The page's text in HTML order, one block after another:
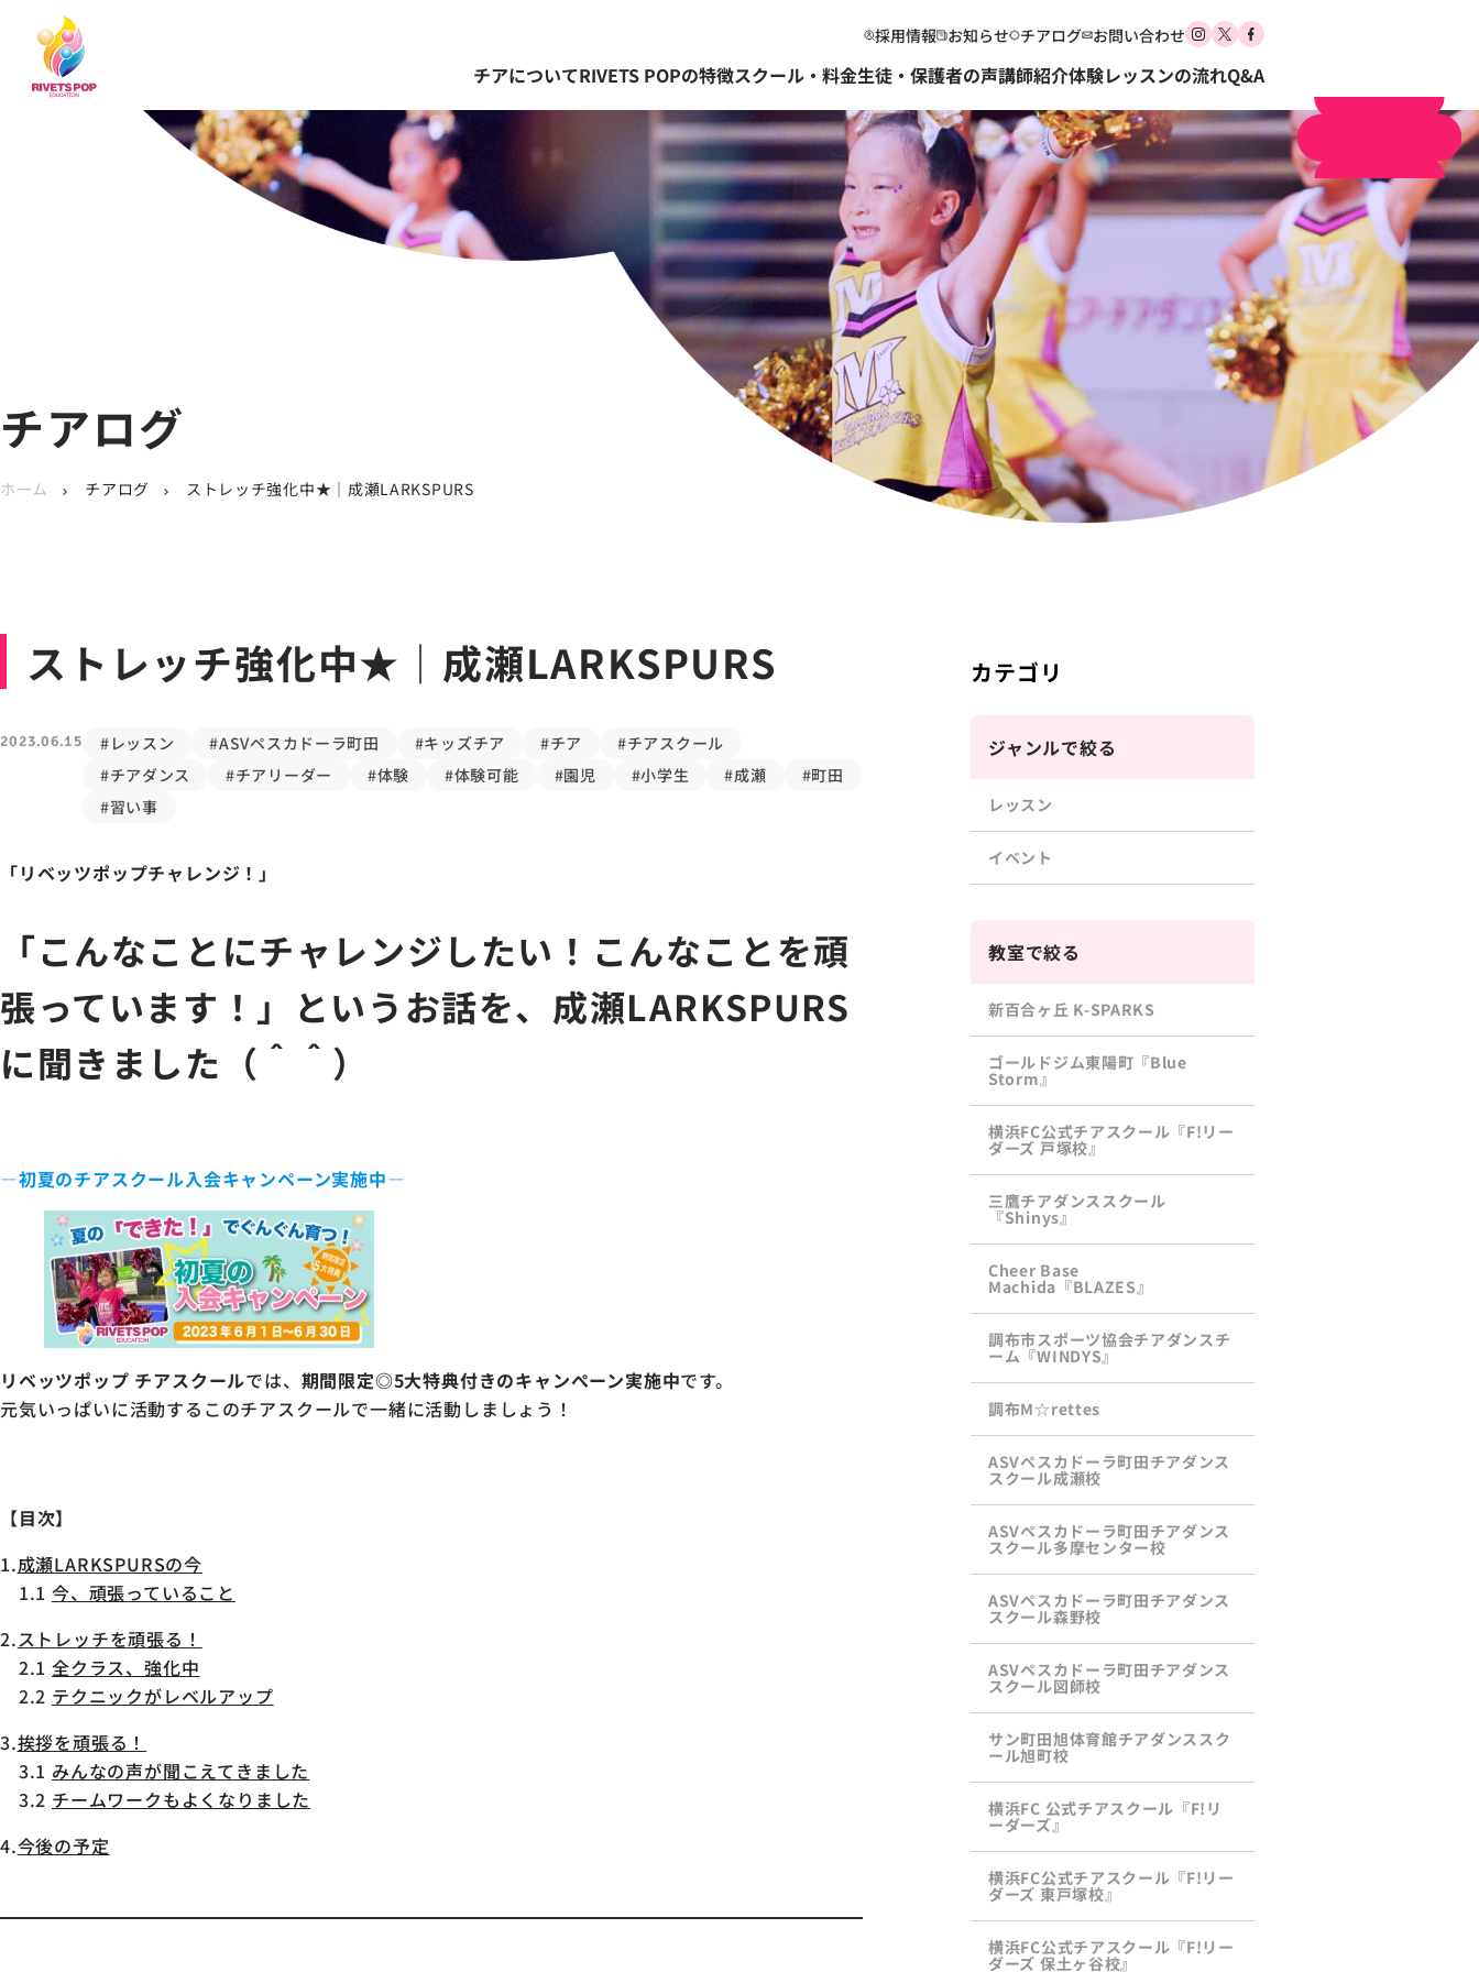
採用情報 お知らせ チアログ お問い合わせ
チアについてRIVETS POPの特徴スクール・料金生徒・保護者の声講師紹介体験レッスンの流れQ&A
チアログ
ホーム chevron_right チアログ chevron_right ストレッチ強化中★｜成瀬LARKSPURS
カテゴリ
ジャンルで絞る
レッスン
イベント
教室で絞る
新百合ヶ丘 K-SPARKS
ゴールドジム東陽町『Blue
Storm』
横浜FC公式チアスクール『F!リー
ダーズ 戸塚校』
三鷹チアダンススクール
『Shinys』
Cheer Base
Machida『BLAZES』
調布市スポーツ協会チアダンスチ
ーム『WINDYS』
調布M☆rettes
ASVペスカドーラ町田チアダンス
スクール成瀬校
ASVペスカドーラ町田チアダンス
スクール多摩センター校
ASVペスカドーラ町田チアダンス
スクール森野校
ASVペスカドーラ町田チアダンス
スクール図師校
サン町田旭体育館チアダンススク
ール旭町校
横浜FC 公式チアスクール『F!リ
ーダーズ』
横浜FC公式チアスクール『F!リー
ダーズ 東戸塚校』
横浜FC公式チアスクール『F!リー
ダーズ 保土ヶ谷校』
ストレッチ強化中★｜成瀬LARKSPURS
2023.06.15 #レッスン #ASVペスカドーラ町田 #キッズチア #チア
#チアスクール
#チアダンス
#チアリーダー #体験 #体験可能 #園児 #小学生 #成瀬
#町田
#習い事
「リベッツポップチャレンジ！」
「こんなことにチャレンジしたい！こんなことを頑
張っています！」というお話を、成瀬LARKSPURS
に聞きました（＾＾）
―初夏のチアスクール入会キャンペーン実施中―
リベッツポップ チアスクールでは、 期間限定◎5大特典付きのキャンぺーン実施中です。
元気いっぱいに活動するこのチアスクールで一緒に活動しましょう！
【目次】
1.成瀬LARKSPURSの今
1.1 今、頑張っていること
2.ストレッチを頑張る！
2.1 全クラス、強化中
2.2 テクニックがレベルアップ
3.挨拶を頑張る！
3.1 みんなの声が聞こえてきました
3.2 チームワークもよくなりました
4.今後の予定